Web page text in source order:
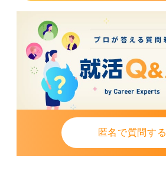
0
匿名で質問する